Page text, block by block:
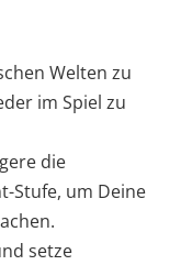
Welten zu
im Spiel zu
die
Stufe, um Deine
setze